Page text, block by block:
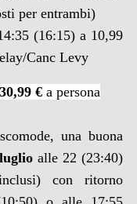
per entrambi)
(16:15) a 10,99
Canc Levy
30,99 €a persona
una buona
alle 22 (23:40)
con ritorno